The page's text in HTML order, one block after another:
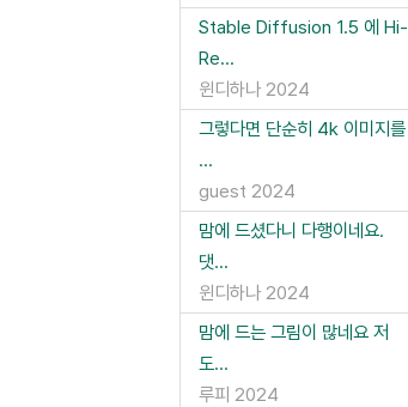
Stable Diffusion 1.5 에 Hi-
Re...
윈디하나 2024
그렇다면 단순히 4k 이미지를
...
guest 2024
맘에 드셨다니 다행이네요.
댓...
윈디하나 2024
맘에 드는 그림이 많네요 저
도...
루피 2024